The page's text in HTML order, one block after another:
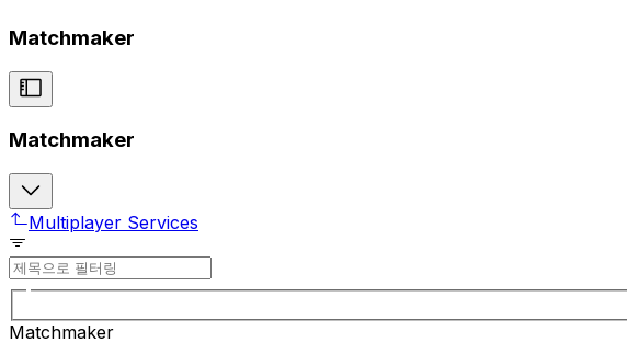
Matchmaker
Matchmaker
Multiplayer Services
Matchmaker